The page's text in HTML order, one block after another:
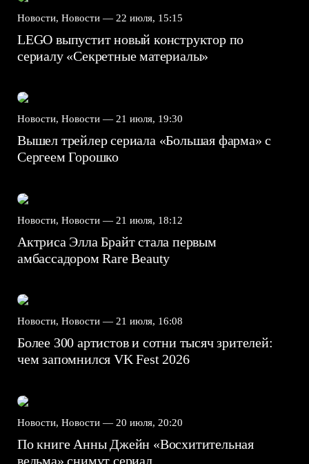
Новости, Новости — 22 июля, 15:15
LEGO выпустит новый конструктор по
сериалу «Секретные материалы»
Новости, Новости — 21 июля, 19:30
Вышел трейлер сериала «Большая фарма» с
Сергеем Горошко
Новости, Новости — 21 июля, 18:12
Актриса Элла Брайт стала первым
амбассадором Rare Beauty
Новости, Новости — 21 июля, 16:08
Более 300 артистов и сотни тысяч зрителей:
чем запомнился VK Fest 2026
Новости, Новости — 20 июля, 20:20
По книге Анны Джейн «Восхитительная
ведьма» снимут сериал